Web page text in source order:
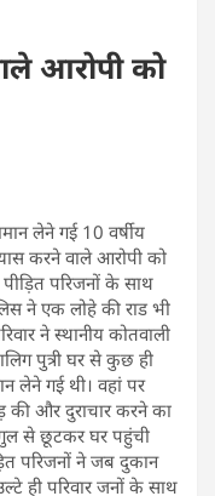
आरोपी को
लेने गई 10 वर्षीय
करने वाले आरोपी को
परिजनों के साथ
ने एक लोहे की राड भी
ने स्थानीय कोतवाली
पुत्री घर से कुछ ही
लेने गई थी। वहां पर
की और दुराचार करने का
से छूटकर घर पहुंची
परिजनों ने जब दुकान
ही परिवार जनों के साथ